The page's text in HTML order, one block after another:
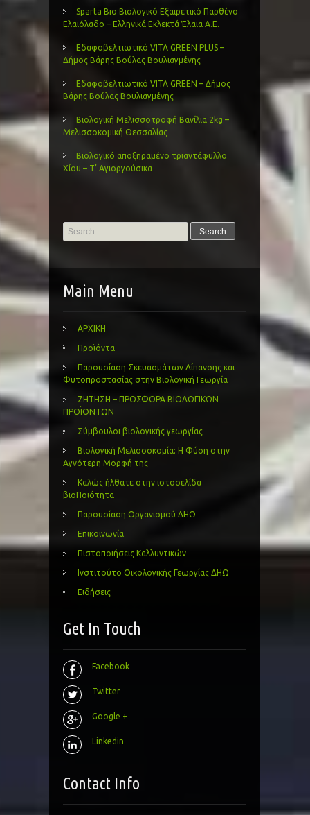
Sparta Bio Βιολογικό Εξαιρετικό Παρθένο
Ελαιόλαδο – Ελληνικά Εκλεκτά Έλαια Α.Ε.
Εδαφοβελτιωτικό VITA GREEN PLUS –
Δήμος Βάρης Βούλας Βουλιαγμένης
Εδαφοβελτιωτικό VITA GREEN – Δήμος
Βάρης Βούλας Βουλιαγμένης
Βιολογική Μελισσοτροφή Βανίλια 2kg –
Μελισσοκομική Θεσσαλίας
Βιολογικό αποξηραμένο τριαντάφυλλο
Χίου – Τ’ Αγιοργούσικα
Search
for:
Main Menu
ΑΡΧΙΚΗ
Προϊόντα
Παρουσίαση Σκευασμάτων Λίπανσης και
Φυτοπροστασίας στην Βιολογική Γεωργία
ΖΗΤΗΣΗ – ΠΡΟΣΦΟΡΑ ΒΙΟΛΟΓΙΚΩΝ
ΠΡΟΪΟΝΤΩΝ
Σύμβουλοι βιολογικής γεωργίας
Βιολογική Μελισσοκομία: Η Φύση στην
Αγνότερη Μορφή της
Καλώς ήλθατε στην ιστοσελίδα
βιοΠοιότητα
Παρουσίαση Οργανισμού ΔΗΩ
Επικοινωνία
Πιστοποιήσεις Καλλυντικών
Ινστιτούτο Οικολογικής Γεωργίας ΔΗΩ
Ειδήσεις
Get In Touch
Facebook
Twitter
Google +
Linkedin
Contact Info